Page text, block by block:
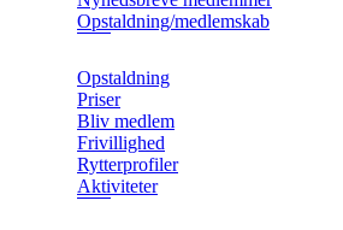
Opstaldning/medlemskab
Opstaldning
Priser
Bliv medlem
Frivillighed
Rytterprofiler
Aktiviteter